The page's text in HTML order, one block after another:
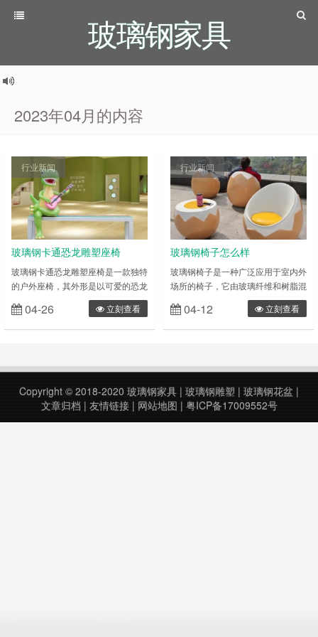
玻璃钢家具
2023年04月的内容
行业新闻
玻璃钢卡通恐龙雕塑座椅
玻璃钢卡通恐龙雕塑座椅是一款独特
的户外座椅，其外形是以可爱的恐龙
造型为基础进行设计和雕塑的。使用
玻璃钢材料制作的雕塑座椅，不仅具
有坚固耐用的特点，同时还具有防
观实用的座椅，还能够为城市增添更
多的生态氛围和文化魅力。玻璃钢卡
通恐龙雕塑座椅不仅适用于城市公
园、广场、游乐园等公共场所，还可
04-26 立刻查看
行业新闻
玻璃钢椅子怎么样
玻璃钢椅子是一种广泛应用于室内外
场所的椅子，它由玻璃纤维和树脂混
合而成，具有防水、耐腐蚀、轻便、
耐用等优点。玻璃钢椅子外观漂亮，
可以根据不同的使用场所、不同的风
使用的原材料质量也非常高，所以其
品质非常稳定可靠。它不仅表面光
滑、美观，而且使用寿命长。另外，
玻璃钢椅子还有很好的防水性能，可
04-12 立刻查看
Copyright © 2018-2020 玻璃钢家具 | 玻璃钢雕塑 | 玻璃钢花盆 |
文章归档 | 友情链接| 网站地图 | 粤ICP备17009552号